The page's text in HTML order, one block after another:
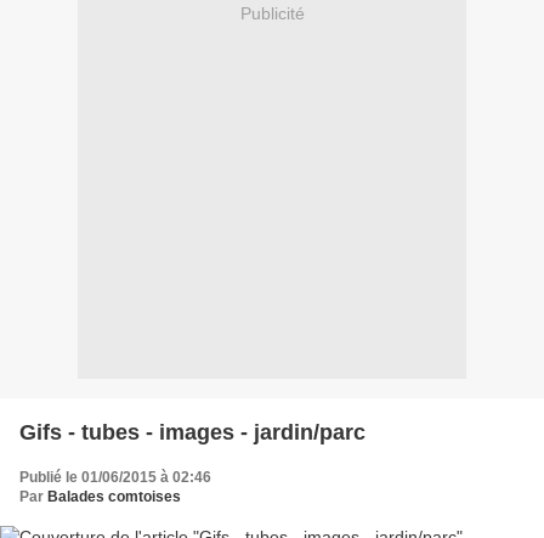
Publicité
Gifs - tubes - images - jardin/parc
Publié le 01/06/2015 à 02:46
Par Balades comtoises